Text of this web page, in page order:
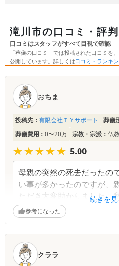
滝川市の口コミ・評判
口コミはスタッフがすべて目視で確認
「葬儀の口コミ」では投稿された口コミを
公開しています。詳しくは口コミ・ランキ
続きを見
おちま
投稿先： 有限会社ＴＹサポート 葬儀
葬儀費用： 0〜20万 宗教・宗派： 仏教
★★★★★
★★★★★ 5.00
母親の突然の死去だったの
い事が多かったのですが、
ただき大変助かりました。
をしていただき大変感謝し
参考になった
クララ